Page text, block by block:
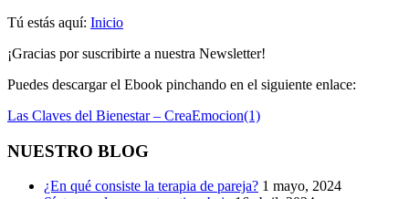
Tú estás aquí: Inicio
¡Gracias por suscribirte a nuestra Newsletter!
Puedes descargar el Ebook pinchando en el siguiente enlace:
Las Claves del Bienestar – CreaEmocion(1)
NUESTRO BLOG
¿En qué consiste la terapia de pareja? 1 mayo, 2024